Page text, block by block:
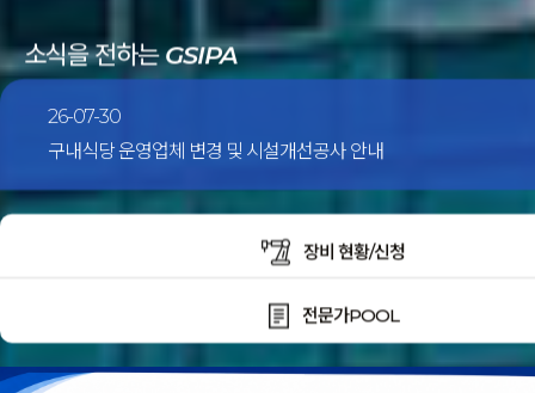
소식을 전하는GSIPA
26-07-21
[강릉과학산업진흥원] 청년성장프로젝트 청년교육생 모집 안
장비 현황/신청
전문가POOL